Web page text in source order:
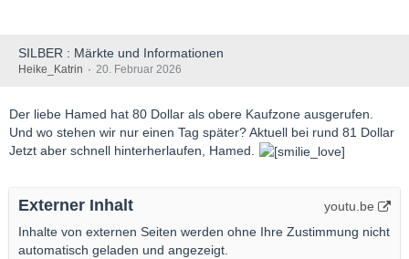
SILBER : Märkte und Informationen
Heike_Katrin 20. Februar 2026
Der liebe Hamed hat 80 Dollar als obere Kaufzone ausgerufen.
Und wo stehen wir nur einen Tag später? Aktuell bei rund 81 Dollar
Jetzt aber schnell hinterherlaufen, Hamed.
Externer Inhalt
youtu.be
Inhalte von externen Seiten werden ohne Ihre Zustimmung nicht
automatisch geladen und angezeigt.